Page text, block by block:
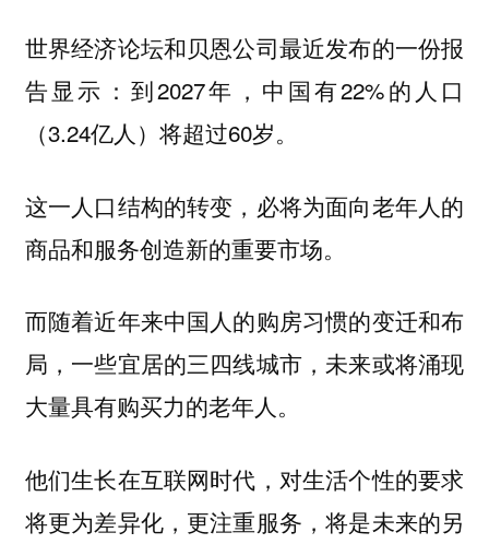
世界经济论坛和贝恩公司最近发布的一份报
告显示：到2027年，中国有22%的人口
（3.24亿人）将超过60岁。
这一人口结构的转变，必将为面向老年人的
商品和服务创造新的重要市场。
而随着近年来中国人的购房习惯的变迁和布
局，一些宜居的三四线城市，未来或将涌现
大量具有购买力的老年人。
他们生长在互联网时代，对生活个性的要求
将更为差异化，更注重服务，将是未来的另